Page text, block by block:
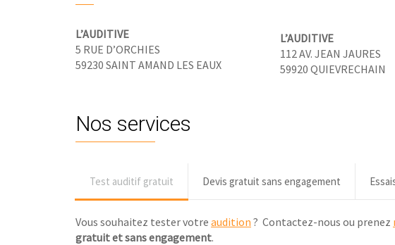
L’AUDITIVE
5 RUE D’ORCHIES
59230 SAINT AMAND LES EAUX
L’AUDITIVE
112 AV. JEAN JAURES
59920 QUIEVRECHAIN
Nos services
Test auditif gratuit Devis gratuit sans engagement
Vous souhaitez tester votre audition ? Contactez-nous ou prenez
gratuit et sans engagement.